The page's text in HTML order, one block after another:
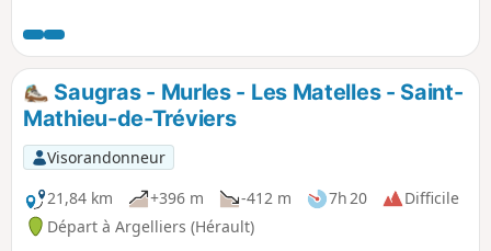
sous-bois. Vous atteindrez la source du Lez, secteur bien
aménagé pouvant faire l'objet d'une pause et reviendrez
vers le parking, toujours par des chemins isolés.
Saugras - Murles - Les Matelles - Saint-
Mathieu-de-Tréviers
Visorandonneur
21,84 km
+396 m -412 m 7h 20
Difficile
Départ à Argelliers (Hérault)